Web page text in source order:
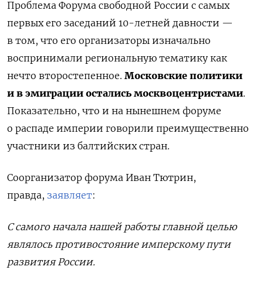
Проблема Форума свободной России с самых
первых его заседаний 10-летней давности —
в том, что его организаторы изначально
воспринимали региональную тематику как
нечто второстепенное. Московские политики
и в эмиграции остались москвоцентристами.
Показательно, что и на нынешнем форуме
о распаде империи говорили преимущественно
участники из балтийских стран.
Соорганизатор форума Иван Тютрин,
правда, заявляет:
С самого начала нашей работы главной целью
являлось противостояние имперскому пути
развития России.